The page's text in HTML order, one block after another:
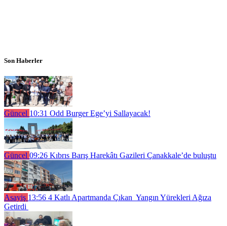
Son Haberler
Güncel 10:31 Odd Burger Ege’yi Sallayacak!
Güncel 09:26 Kıbrıs Barış Harekâtı Gazileri Çanakkale’de buluştu
Asayiş 13:56 4 Katlı Apartmanda Çıkan Yangın Yürekleri Ağıza
Getirdi